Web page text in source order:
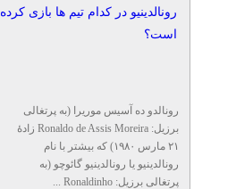
رونالدینیو در کدام تیم ها بازی کرده
است؟
رونالدو ده آسیس موریرا (به پرتغالی
برزیل: Ronaldo de Assis Moreira زادهٔ
۲۱ مارس ۱۹۸۰) که بیشتر با نام
رونالدینیو یا رونالدینیو گائوچو (به
پرتغالی برزیل: Ronaldinho ...